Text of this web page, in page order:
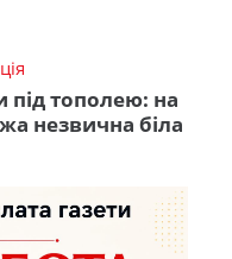
під тополею: на
незвична біла